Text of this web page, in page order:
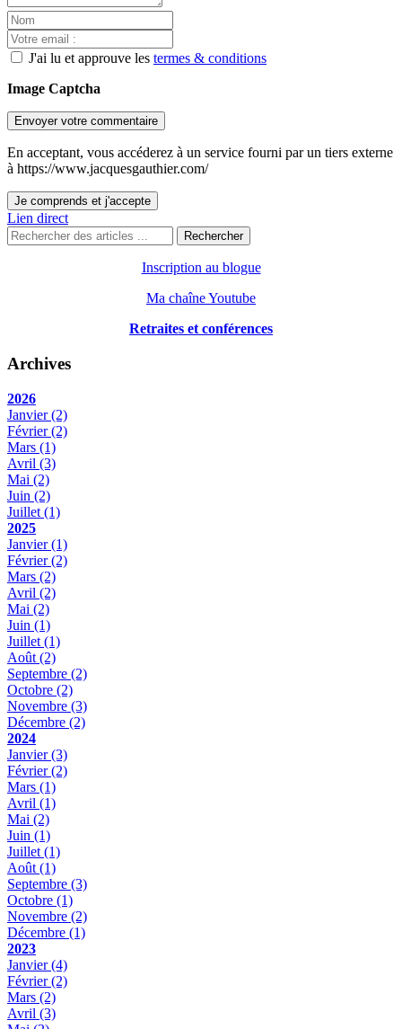
J'ai lu et approuve les termes & conditions
Image Captcha
Envoyer votre commentaire
En acceptant, vous accéderez à un service fourni par un tiers externe
à https://www.jacquesgauthier.com/
Je comprends et j'accepte
Lien direct
Rechercher
Inscription au blogue
Ma chaîne Youtube
Retraites et conférences
Archives
2026
Janvier(2)
Février(2)
Mars (1)
Avril (3)
Mai (2)
Juin (2)
Juillet (1)
2025
Janvier(1)
Février(2)
Mars (2)
Avril (2)
Mai (2)
Juin (1)
Juillet (1)
Août (2)
Septembre (2)
Octobre (2)
Novembre (3)
Décembre (2)
2024
Janvier(3)
Février(2)
Mars (1)
Avril (1)
Mai (2)
Juin (1)
Juillet (1)
Août (1)
Septembre (3)
Octobre (1)
Novembre (2)
Décembre (1)
2023
Janvier(4)
Février(2)
Mars (2)
Avril (3)